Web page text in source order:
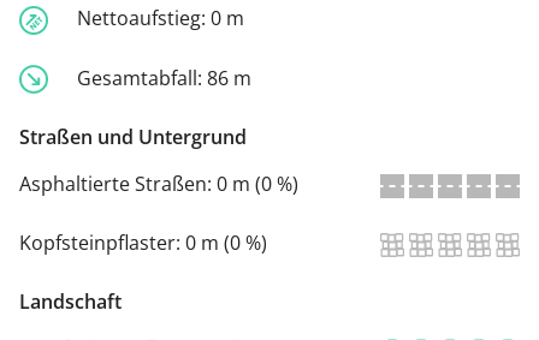
Nettoaufstieg: 0 m
Gesamtabfall: 86 m
Straßen und Untergrund
Asphaltierte Straßen: 0 m (0 %)
Kopfsteinpflaster: 0 m (0 %)
Landschaft